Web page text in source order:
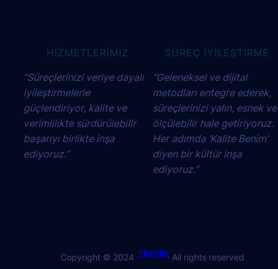
HIZMETLERİMİZ
“Süreçlerinizi veriye dayalı
iyileştirmelerle
güçlendiriyor, kalite ve
verimlilikte sürdürülebilir
başarıyı birlikte inşa
ediyoruz.”
SÜREÇ İYILEŞTIRME
“Geleneksel ve dijital
metodları entegre ederek,
süreçlerinizi yalın, esnek ve
ölçülebilir hale getiriyoruz.
Her adımda ‘Kalite Benim’
diyen bir kültür inşa
ediyoruz.”
Copyright © 2024 ·Hisa Kalite· All rights reserved